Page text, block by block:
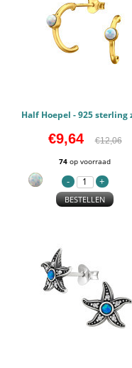
€9,64 €12,06
74 op voorraad
BESTELLEN